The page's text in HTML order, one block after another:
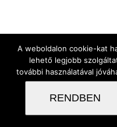
A weboldalon cookie-kat
lehető legjobb
további használatával
RENDBEN